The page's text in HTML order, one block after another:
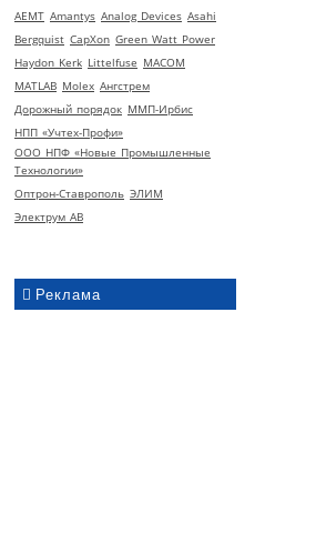
AEMT Amantys Analog Devices Asahi
Bergquist CapXon Green Watt Power
Haydon Kerk Littelfuse MACOM
MATLAB Molex Ангстрем
Дорожный порядок ММП-Ирбис
НПП «Учтех-Профи»
ООО НПФ «Новые Промышленные
Технологии»
Оптрон-Ставрополь ЭЛИМ
Электрум АВ
Реклама